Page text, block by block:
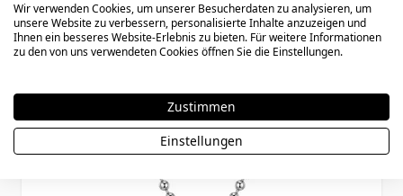
Könnte dir auch gefallen
Press to skip carousel
Wir verwenden Cookies, um unserer Besucherdaten zu analysieren, um
unsere Website zu verbessern, personalisierte Inhalte anzuzeigen und
Ihnen ein besseres Website-Erlebnis zu bieten. Für weitere Informationen
zu den von uns verwendeten Cookies öffnen Sie die Einstellungen.
Zustimmen
Einstellungen